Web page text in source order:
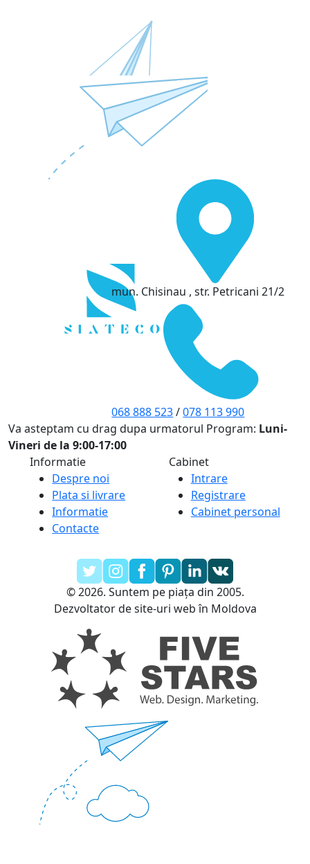
mun. Chisinau , str. Petricani 21/2
068 888 523/078 113 990
Va asteptam cu drag dupa urmatorul Program: Luni-
Vineri de la 9:00-17:00
Informatie
Despre noi
Plata si livrare
Informatie
Contacte
Cabinet
Intrare
Registrare
Cabinet personal
© 2026. Suntem pe piața din 2005.
Dezvoltator de site-uri web în Moldova